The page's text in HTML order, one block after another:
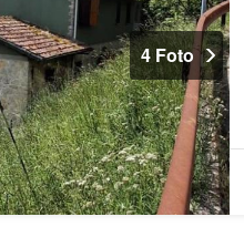
4 Foto